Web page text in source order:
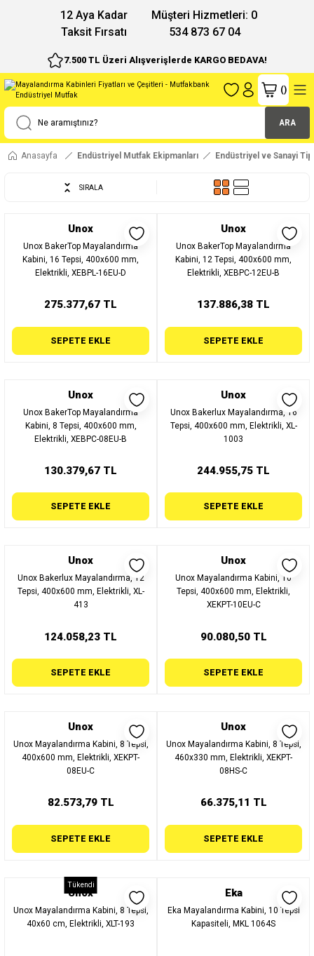
12 Aya Kadar
Taksit Fırsatı
Müşteri Hizmetleri: 0
534 873 67 04
7.500 TL Üzeri Alışverişlerde KARGO BEDAVA!
ARA
()
Anasayfa Endüstriyel Mutfak Ekipmanları Endüstriyel ve Sanayi Tipi
SIRALA
Unox
Unox BakerTop Mayalandırma
Kabini, 16 Tepsi, 400x600 mm,
Elektrikli, XEBPL-16EU-D
275.377,67 TL
SEPETE EKLE
Unox
Unox BakerTop Mayalandırma
Kabini, 12 Tepsi, 400x600 mm,
Elektrikli, XEBPC-12EU-B
137.886,38 TL
SEPETE EKLE
Unox
Unox BakerTop Mayalandırma
Kabini, 8 Tepsi, 400x600 mm,
Elektrikli, XEBPC-08EU-B
130.379,67 TL
SEPETE EKLE
Unox
Unox Bakerlux Mayalandırma, 16
Tepsi, 400x600 mm, Elektrikli, XL-
1003
244.955,75 TL
SEPETE EKLE
Unox
Unox Bakerlux Mayalandırma, 12
Tepsi, 400x600 mm, Elektrikli, XL-
413
124.058,23 TL
SEPETE EKLE
Unox
Unox Mayalandırma Kabini, 10
Tepsi, 400x600 mm, Elektrikli,
XEKPT-10EU-C
90.080,50 TL
SEPETE EKLE
Unox
Unox Mayalandırma Kabini, 8 Tepsi,
400x600 mm, Elektrikli, XEKPT-
08EU-C
82.573,79 TL
SEPETE EKLE
Unox
Unox Mayalandırma Kabini, 8 Tepsi,
460x330 mm, Elektrikli, XEKPT-
08HS-C
66.375,11 TL
SEPETE EKLE
Tükendi
Unox
Unox Mayalandırma Kabini, 8 Tepsi,
40x60 cm, Elektrikli, XLT-193
Eka
Eka Mayalandırma Kabini, 10 Tepsi
Kapasiteli, MKL 1064S